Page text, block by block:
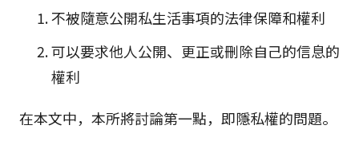
不被隨意公開私生活事項的法律保障和權利
可以要求他人公開、更正或刪除自己的信息的
權利
在本文中，本所將討論第一點，即隱私權的問題。